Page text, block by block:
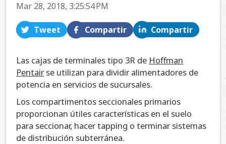
Mar 28, 2018, 3:25:54 PM
Tweet Compartir Compartir
Las cajas de terminales tipo 3R de Hoffman
Pentairse utilizan para dividir alimentadores de
potencia en servicios de sucursales.
Los compartimentos seccionales primarios
proporcionan útiles características en el suelo
para seccionar, hacer tapping o terminar sistemas
de distribución subterránea.